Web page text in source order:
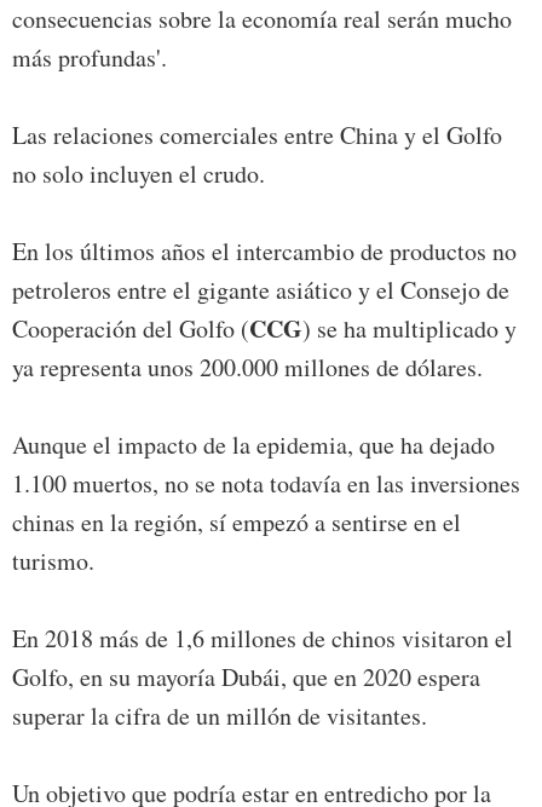
consecuencias sobre la economía real serán mucho
más profundas'.
Las relaciones comerciales entre China y el Golfo
no solo incluyen el crudo.
En los últimos años el intercambio de productos no
petroleros entre el gigante asiático y el Consejo de
Cooperación del Golfo (CCG) se ha multiplicado y
ya representa unos 200.000 millones de dólares.
Aunque el impacto de la epidemia, que ha dejado
1.100 muertos, no se nota todavía en las inversiones
chinas en la región, sí empezó a sentirse en el
turismo.
En 2018 más de 1,6 millones de chinos visitaron el
Golfo, en su mayoría Dubái, que en 2020 espera
superar la cifra de un millón de visitantes.
Un objetivo que podría estar en entredicho por la